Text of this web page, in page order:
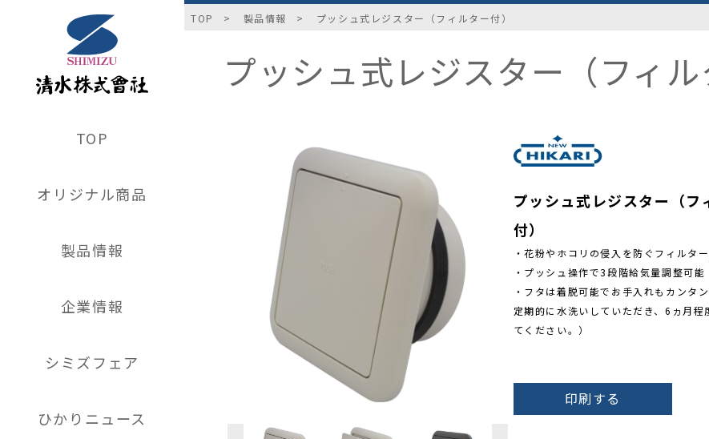
TOP
オリジナル商品
製品情報
企業情報
シミズフェア
ひかりニュース
TOP 製品情報 プッシュ式レジスター（フィルター付）
プッシュ式レジスター（フィル
プッシュ式レジスター（フ
付）
・花粉やホコリの侵入を防ぐフィルタ
・プッシュ操作で3段階給気量調整可能
・フタは着脱可能でお手入れもカンタ
定期的に水洗いしていただき、6ヵ月程
てください。）
印刷する